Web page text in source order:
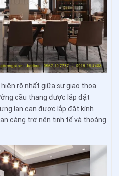
rõ nhất giữa sự giao thoa
cầu thang được lắp đặt
lan can được lắp đặt kính
càng trở nên tinh tế và thoáng